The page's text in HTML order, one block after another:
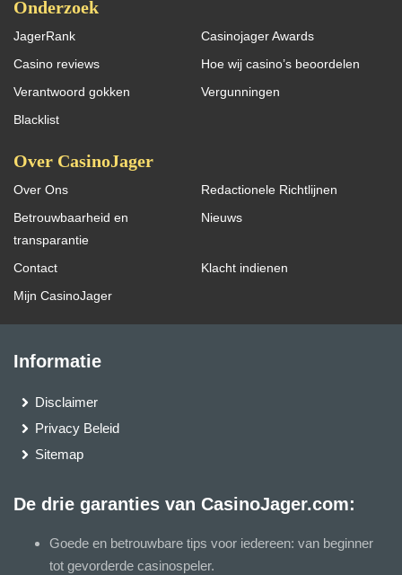
Onderzoek
JagerRank
Casinojager Awards
Casino reviews
Hoe wij casino’s beoordelen
Verantwoord gokken
Vergunningen
Blacklist
Over CasinoJager
Over Ons
Redactionele Richtlijnen
Betrouwbaarheid en
transparantie
Nieuws
Contact
Klacht indienen
Mijn CasinoJager
Informatie
Disclaimer
Privacy Beleid
Sitemap
De drie garanties van CasinoJager.com:
Goede en betrouwbare tips voor iedereen: van beginner
tot gevorderde casinospeler.